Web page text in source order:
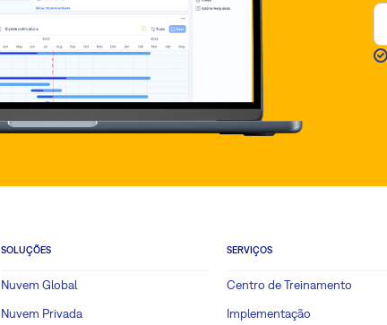
SOLUÇÕES
Nuvem Global
Nuvem Privada
SERVIÇOS
Centro de Treinamento
Implementação